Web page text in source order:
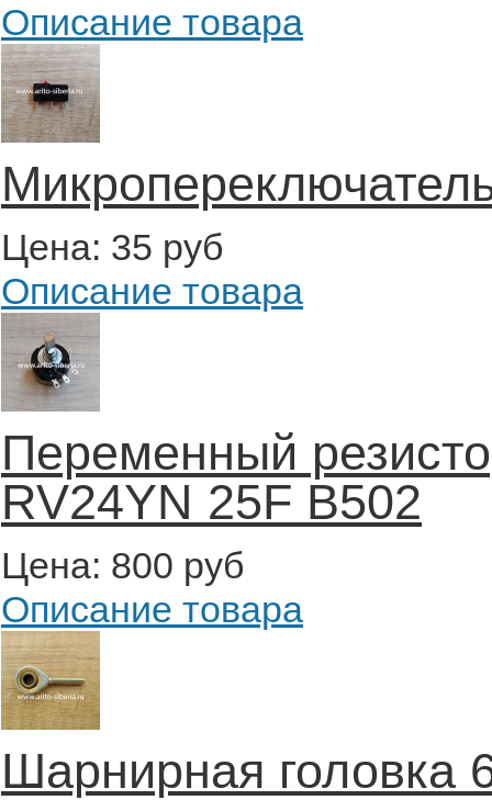
Описание товара
Цена: 35 руб
Описание товара
Переменный
RV24YN 25F B502
Цена: 800 руб
Описание товара
Шарнирная головка